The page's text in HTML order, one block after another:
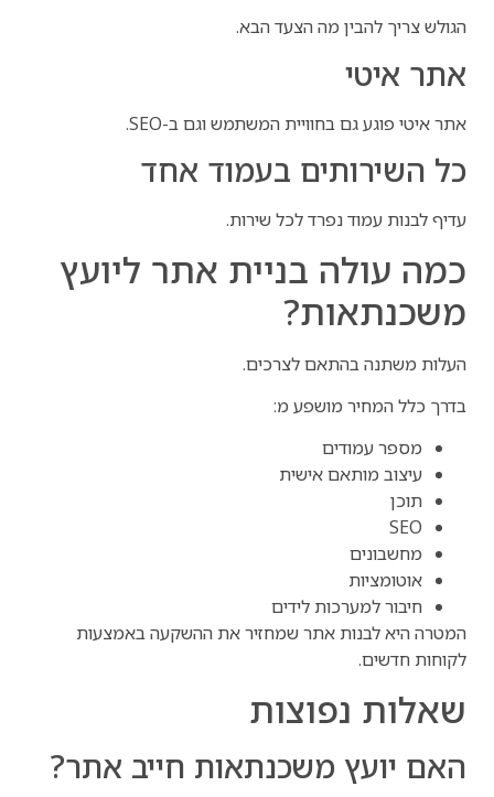
הגולש צריך להבין מה הצעד הבא.
אתר איטי
אתר איטי פוגע גם בחוויית המשתמש וגם ב-SEO.
כל השירותים בעמוד אחד
עדיף לבנות עמוד נפרד לכל שירות.
כמה עולה בניית אתר ליועץ
משכנתאות?
העלות משתנה בהתאם לצרכים.
בדרך כלל המחיר מושפע מ:
מספר עמודים
עיצוב מותאם אישית
תוכן
SEO
מחשבונים
אוטומציות
חיבור למערכות לידים
המטרה היא לבנות אתר שמחזיר את ההשקעה באמצעות
לקוחות חדשים.
שאלות נפוצות
האם יועץ משכנתאות חייב אתר?